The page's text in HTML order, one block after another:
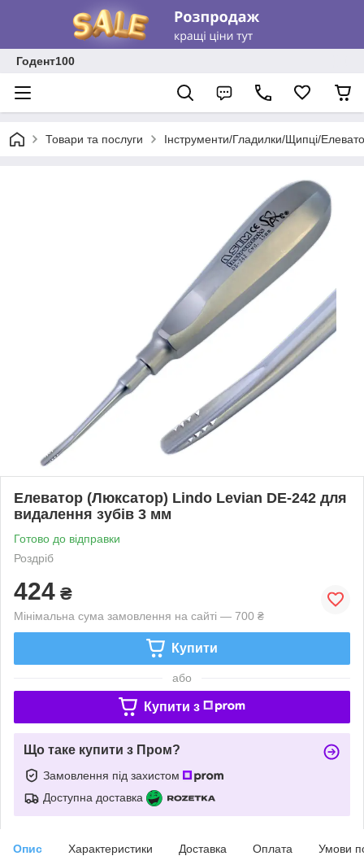
Годент100
Товари та послуги Інструменти/Гладилки/Щипці/
Елеватор (Люксатор) Lindo Levian DE-242 для
видалення зубів 3 мм
Готово до відправки
Роздріб
424 ₴
Мінімальна сума замовлення на сайті — 700 ₴
Купити
або
Купити з
Що таке купити з Пром?
Замовлення під захистом
Доступна доставка
Опис Характеристики Доставка Оплата Умови